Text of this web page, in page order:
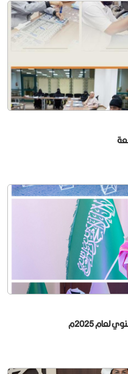
للتشغيل والإدارة